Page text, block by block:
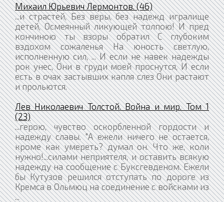
Михаил Юрьевич Лермонтов. (46)
...и страстей, Без веры, без надежд игралище
детей, Осмеянный ликующей толпою! И пред
кончиною ты взоры обратил С глубоким
вздохом сожаленья На юность светлую,
исполненную сил, ... И если не навек надежды
рок унес, Они в груди моей проснутся, И если
есть в очах застывших капля слез Они растают
и прольются.
Лев Николаевич Толстой. Война и мир. Том 1
(23)
...герою, чувство оскорбленной гордости и
надежду славы. "А ежели ничего не остается,
кроме как умереть? думал он. Что же, коли
нужно!...силами неприятеля, и оставить всякую
надежду на сообщение с Буксгевденом. Ежели
бы Кутузов решился отступать по дороге из
Кремса в Ольмюц на соединение с войсками из
...